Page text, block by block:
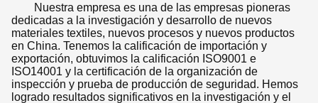
Nuestra empresa es una de las empresas pioneras
dedicadas a la investigación y desarrollo de nuevos
materiales textiles, nuevos procesos y nuevos productos
en China. Tenemos la calificación de importación y
exportación, obtuvimos la calificación ISO9001 e
ISO14001 y la certificación de la organización de
inspección y prueba de producción de seguridad. Hemos
logrado resultados significativos en la investigación y el